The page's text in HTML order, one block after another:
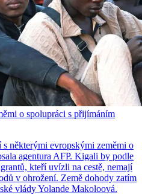
o spolupráci s přijímáním
s některými evropskými zeměmi o
agentura AFP. Kigali by podle
kteří uvízli na cestě, nemají
v ohrožení. Země dohody zatím
vlády Yolande Makoloová.